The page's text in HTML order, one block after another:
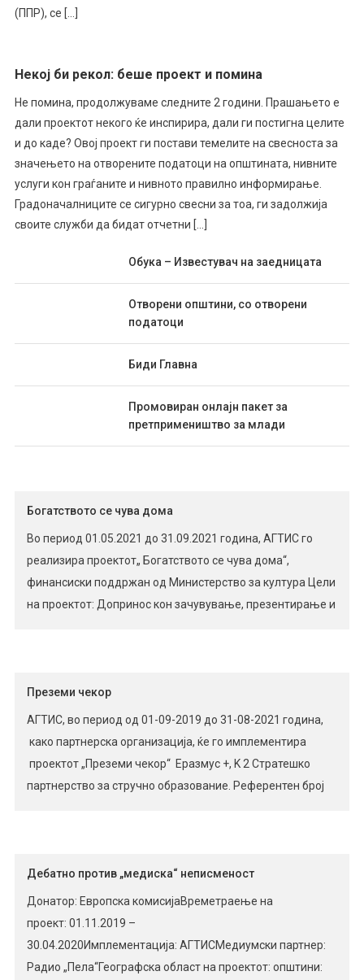
(ППР), се […]
Некој би рекол: беше проект и помина
Не помина, продолжуваме следните 2 години. Прашањето е
дали проектот некого ќе инспирира, дали ги постигна целите
и до каде? Овој проект ги постави темелите на свесноста за
значењето на отворените податоци на општината, нивните
услуги кон граѓаните и нивното правилно информирање.
Градоначалниците се сигурно свесни за тоа, ги задолжија
своите служби да бидат отчетни […]
Обука – Известувач на заедницата
Отворени општини, со отворени
податоци
Биди Главна
Промовиран онлајн пакет за
претпримеништво за млади
Богатството се чува дома
Во период 01.05.2021 до 31.09.2021 година, АГТИС го
реализира проектот„ Богатството се чува дома“,
финансиски поддржан од Министерство за култура Цели
на проектот: Допринос кон зачувување, презентирање и
помладите генерации; Презервација на народни
приказни, гатанки, кратки говорни максими, […]
Преземи чекор
АГТИС, во период од 01-09-2019 до 31-08-2021 година,
како партнерска организација, ќе го имплементира
проектот „Преземи чекор“ Еразмус +, K 2 Стратешко
партнерство за стручно образование. Референтен број
Expertise AB , Шведска; NGO Ritineitis, Латвија;
Eprojectconsult – Istituto Europeo di Formazione e Ricerca,
Италија. […]
Дебатно против „медиска“ неписменост
Донатор: Европска комисијаВреметраење на
проект: 01.11.2019 –
30.04.2020Имплементација: АГТИСМедиумски партнер:
Радио „Пела“Географска област на проектот: општини: